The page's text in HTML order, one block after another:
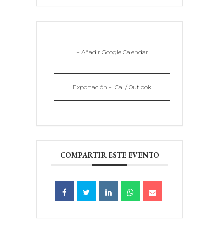
+ Añadir Google Calendar
Exportación + iCal / Outlook
COMPARTIR ESTE EVENTO